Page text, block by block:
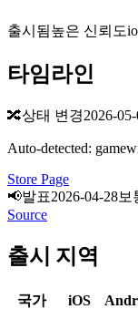
출시됨높은 신뢰도
타임라인
🔀상태 변경2026-05-
Auto-detected:
Store Page
📢발표2026-04-28보
Source
출시 지역
국가 iOS